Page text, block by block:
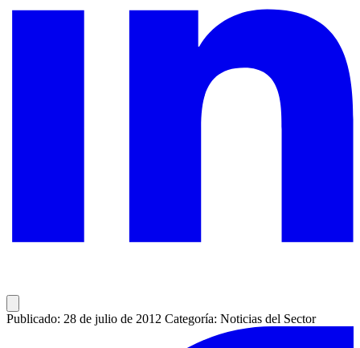
Publicado: 28 de julio de 2012 Categoría: Noticias del Sector